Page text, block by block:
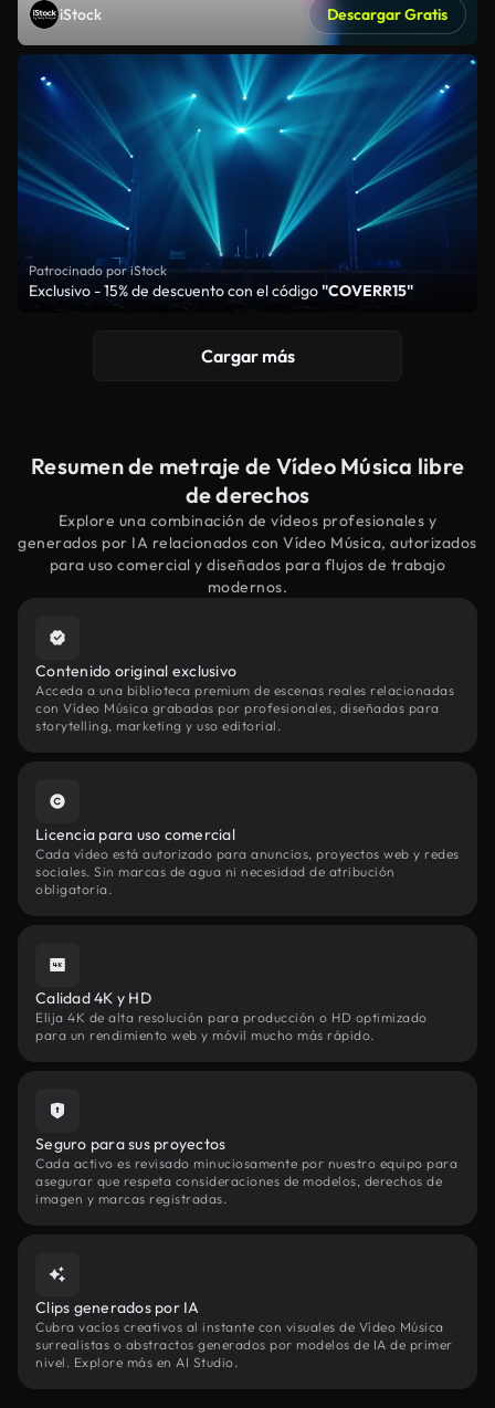
iStock Descargar Gratis
Patrocinado por iStock
Exclusivo - 15% de descuento con el código"COVERR15"
Cargar más
Resumen de metraje de Vídeo Música libre
de derechos
Explore una combinación de vídeos profesionales y
generados por IA relacionados con Vídeo Música, autorizados
para uso comercial y diseñados para flujos de trabajo
modernos.
Contenido original exclusivo
Acceda a una biblioteca premium de escenas reales relacionadas
con Vídeo Música grabadas por profesionales, diseñadas para
storytelling, marketing y uso editorial.
Licencia para uso comercial
Cada vídeo está autorizado para anuncios, proyectos web y redes
sociales. Sin marcas de agua ni necesidad de atribución
obligatoria.
Calidad 4K y HD
Elija 4K de alta resolución para producción o HD optimizado
para un rendimiento web y móvil mucho más rápido.
Seguro para sus proyectos
Cada activo es revisado minuciosamente por nuestro equipo para
asegurar que respeta consideraciones de modelos, derechos de
imagen y marcas registradas.
Clips generados por IA
Cubra vacíos creativos al instante con visuales de Vídeo Música
surrealistas o abstractos generados por modelos de IA de primer
nivel. Explore más en AI Studio.